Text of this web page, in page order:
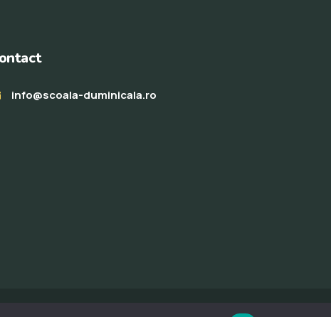
info@scoala-duminicala.ro